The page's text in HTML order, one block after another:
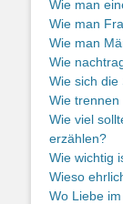
Wie man
Wie man
Wie man
Wie
Wie sich die
Wie trennen
Wie viel
erzählen?
Wie wichtig
Wieso
Wo Liebe